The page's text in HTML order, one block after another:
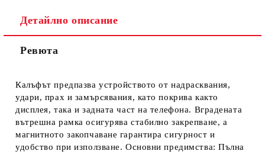
Детайлно описание
Ревюта
Калъфът предпазва устройството от надрасквания,
удари, прах и замърсявания, като покрива както
дисплея, така и задната част на телефона. Вградената
вътрешна рамка осигурява стабилно закрепване, а
магнитното закопчаване гарантира сигурност и
удобство при използване. Основни предимства: Пълна